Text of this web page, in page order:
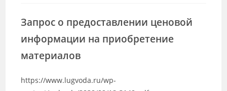
Запрос о предоставлении ценовой
информации на приобретение
материалов
https://www.lugvoda.ru/wp-